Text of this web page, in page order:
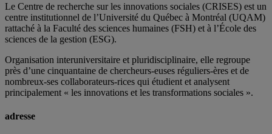
Le Centre de recherche sur les innovations sociales (CRISES) est un
centre institutionnel de l’Université du Québec à Montréal (UQAM)
rattaché à la Faculté des sciences humaines (FSH) et à l’École des
sciences de la gestion (ESG).
Organisation interuniversitaire et pluridisciplinaire, elle regroupe
près d’une cinquantaine de chercheurs-euses réguliers-ères et de
nombreux-ses collaborateurs-rices qui étudient et analysent
principalement « les innovations et les transformations sociales ».
adresse